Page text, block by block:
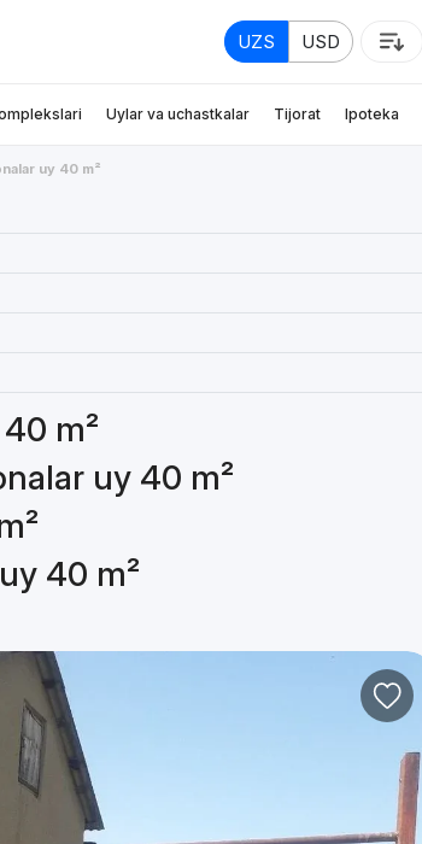
UZS USD
Uylar va uchastkalar Tijorat Ipoteka
uy 40 m²
m²
uy 40 m²
40 m²